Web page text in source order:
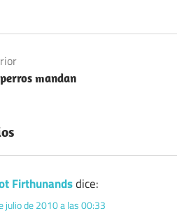
mandan
Firthunandsdice:
julio de 2010 a las 00:33